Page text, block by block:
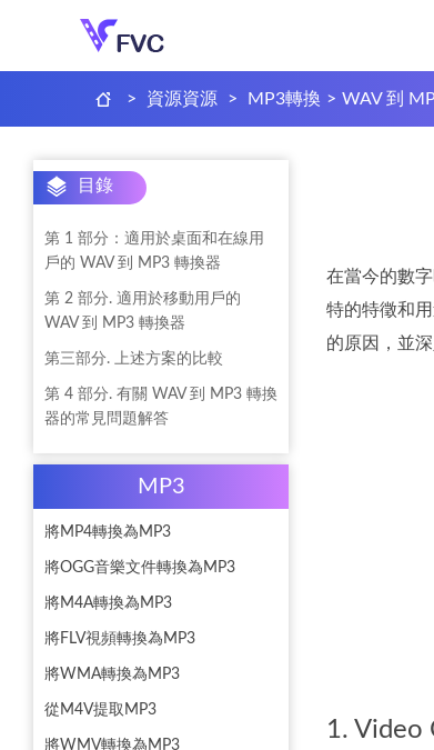
> 資源資源 > MP3轉換 > WAV 到
目錄
第 1 部分：適用於桌面和在線用
戶的 WAV 到 MP3 轉換器
第 2 部分. 適用於移動用戶的
WAV 到 MP3 轉換器
第三部分. 上述方案的比較
第 4 部分. 有關 WAV 到 MP3 轉換
器的常見問題解答
MP3
將MP4轉換為MP3
將OGG音樂文件轉換為MP3
將M4A轉換為MP3
將FLV視頻轉換為MP3
將WMA轉換為MP3
從M4V提取MP3
將WMV轉換為MP3
在當今的數
特的特徵和
的原因，並
1. Video